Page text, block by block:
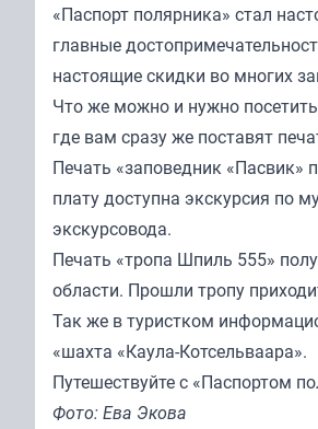
«Паспорт полярника» стал
главные
настоящие скидки во многих
Что же можно и нужно
где вам сразу же поставят
Печать «заповедник «Пасвик»
плату доступна экскурсия по
экскурсовода.
Печать «тропа Шпиль 555»
области. Прошли тропу
Так же в туристком
«шахта «Каула-Котсельваара».
Путешествуйте с «Паспортом
Фото: Ева Экова